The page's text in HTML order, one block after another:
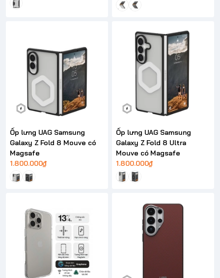
Ốp lưng UAG Samsung
Galaxy Z Fold 8 Mouve có
Magsafe
1.800.000₫
Ốp lưng UAG Samsung
Galaxy Z Fold 8 Ultra
Mouve có Magsafe
1.800.000₫